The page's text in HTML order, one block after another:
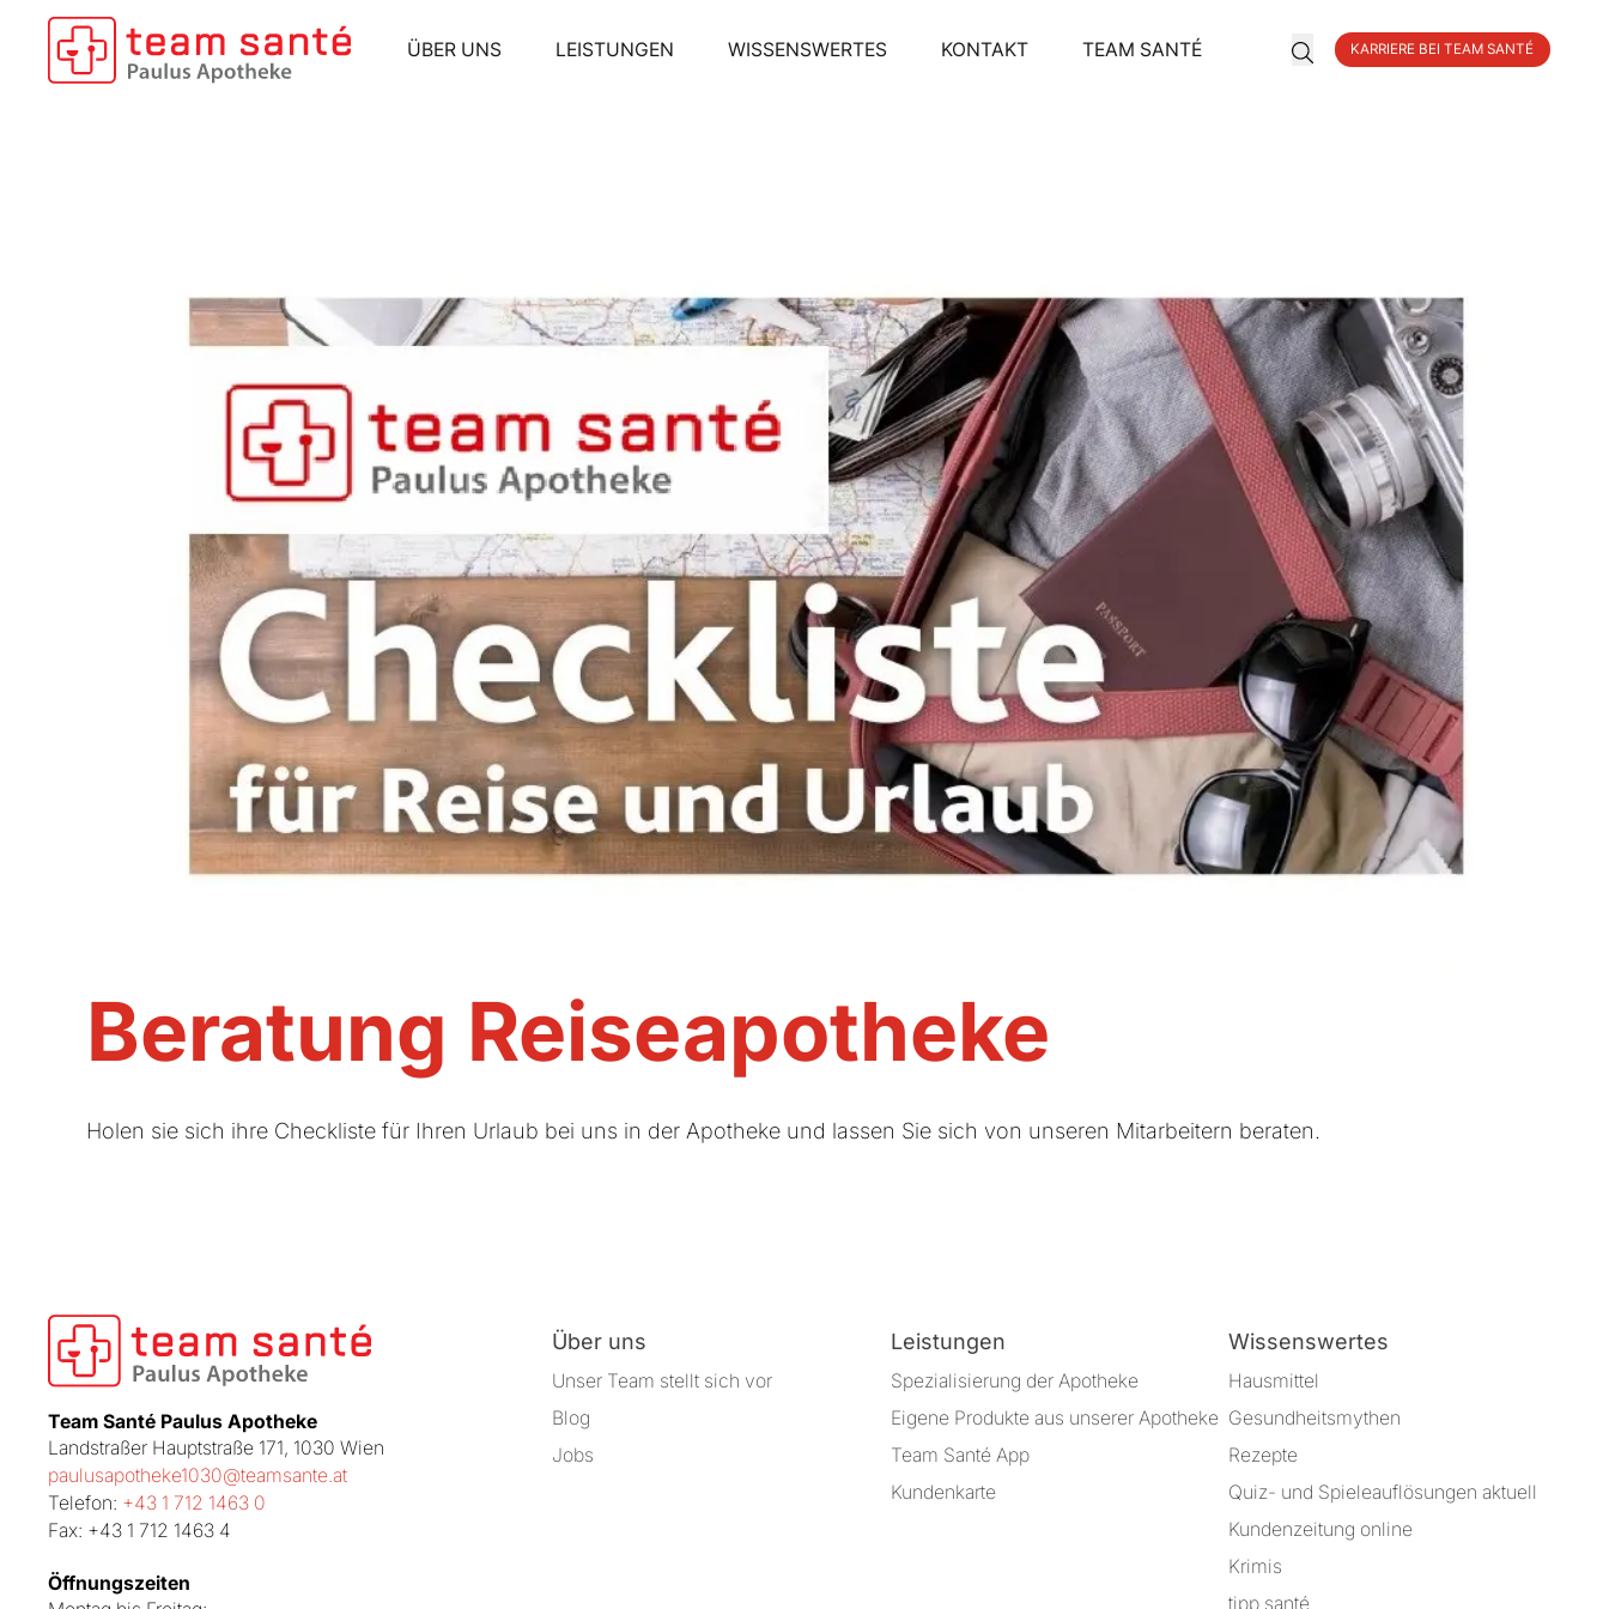
Zum Hauptinhalt springen
ÜBER UNS LEISTUNGEN WISSENSWERTES KONTAKT TEAM SANTÉ KARRIERE BEI TEAM SANTÉ
Beratung Reiseapotheke
Holen sie sich ihre Checkliste für Ihren Urlaub bei uns in der Apotheke und lassen Sie sich von unseren Mitarbeitern beraten.
Team Santé Paulus Apotheke
Landstraßer Hauptstraße 171, 1030 Wien
paulusapotheke1030@teamsante.at
Telefon: +43 1 712 1463 0
Fax: +43 1 712 1463 4
Öffnungszeiten
Über uns
Unser Team stellt sich vor
Blog
Jobs
Leistungen
Spezialisierung der Apotheke
Eigene Produkte aus unserer Apotheke
Team Santé App
Kundenkarte
Wissenswertes
Hausmittel
Gesundheitsmythen
Rezepte
Quiz- und Spieleauflösungen aktuell
Kundenzeitung online
Krimis
tipp santé